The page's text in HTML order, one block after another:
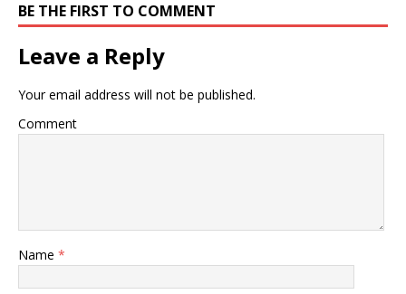
BE THE FIRST TO COMMENT
Leave a Reply
Your email address will not be published.
Comment
Name *